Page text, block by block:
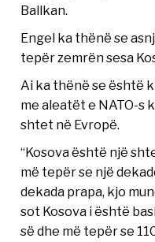
Ballkan.
Engel ka thënë se
tepër zemrën sesa
Ai ka thënë se është
me aleatët e NATO-s
shtet në Evropë.
“Kosova është një
më tepër se një
dekada prapa, kjo
sot Kosova i është
së dhe më tepër se